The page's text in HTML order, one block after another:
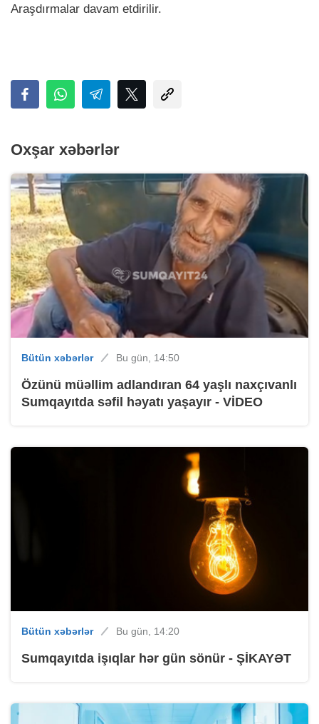
Araşdırmalar davam etdirilir.
Oxşar xəbərlər
Bütün xəbərlər Bu gün, 14:50
Özünü müəllim adlandıran 64 yaşlı naxçıvanlı
Sumqayıtda səfil həyatı yaşayır - VİDEO
Bütün xəbərlər Bu gün, 14:20
Sumqayıtda işıqlar hər gün sönür - ŞİKAYƏT